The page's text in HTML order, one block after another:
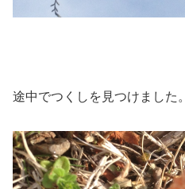
途中でつくしを見つけました。